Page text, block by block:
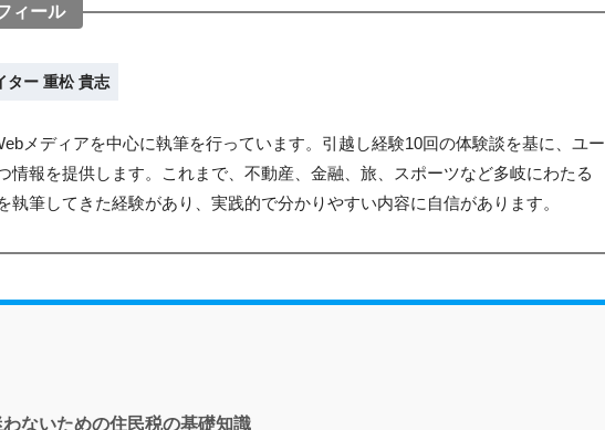
ィール
ター 重松 貴志
メディアを中心に執筆を行っています。引越し経験10回の体験談を基に、ユー
情報を提供します。これまで、不動産、金融、旅、スポーツなど多岐にわたる
執筆してきた経験があり、実践的で分かりやすい内容に自信があります。
ないための住民税の基礎知識